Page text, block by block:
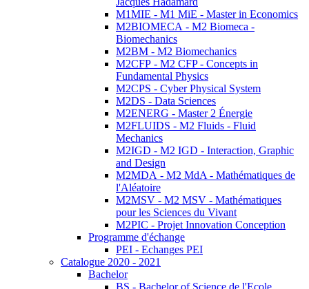
M1MIE - M1 MiE - Master in Economics
M2BIOMECA - M2 Biomeca -
Biomechanics
M2BM - M2 Biomechanics
M2CFP - M2 CFP - Concepts in
Fundamental Physics
M2CPS - Cyber Physical System
M2DS - Data Sciences
M2ENERG - Master 2 Énergie
M2FLUIDS - M2 Fluids - Fluid
Mechanics
M2IGD - M2 IGD - Interaction, Graphic
and Design
M2MDA - M2 MdA - Mathématiques de
l'Aléatoire
M2MSV - M2 MSV - Mathématiques
pour les Sciences du Vivant
M2PIC - Projet Innovation Conception
Programme d'échange
PEI - Echanges PEI
Catalogue 2020 - 2021
Bachelor
BS - Bachelor of Science de l'Ecole